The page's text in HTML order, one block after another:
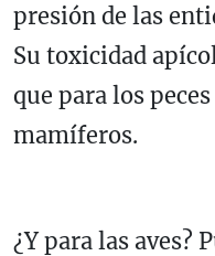
presión de las
Su toxicidad
que para los
mamíferos.
¿Y para las aves?